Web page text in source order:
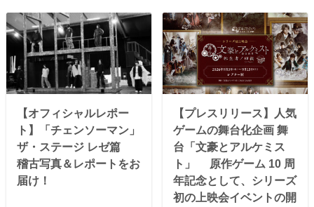
【オフィシャルレポー
ト】「チェンソーマン」
ザ・ステージ レゼ篇
稽古写真＆レポートをお
届け！
【プレスリリース】人気
ゲームの舞台化企画 舞
台「文豪とアルケミス
ト」 原作ゲーム 10 周
年記念として、シリーズ
初の上映会イベントの開